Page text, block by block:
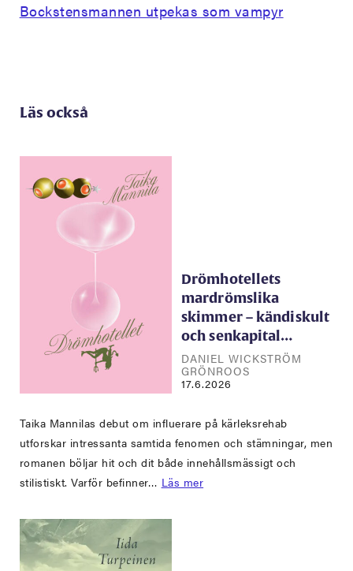
Bockstensmannen utpekas som vampyr
Läs också
Drömhotellets
mardrömslika
skimmer – kändiskult
och senkapital…
DANIEL WICKSTRÖM
GRÖNROOS
17.6.2026
Taika Mannilas debut om influerare på kärleksrehab
utforskar intressanta samtida fenomen och stämningar, men
romanen böljar hit och dit både innehållsmässigt och
stilistiskt. Varför befinner… Läs mer